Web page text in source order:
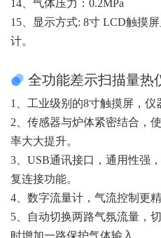
14、气体压力：0.2MPa
15、显示方式: 8寸 LCD触摸
计。
全功能差示扫描量热
1、工业级别的8寸触摸屏，仪
2、传感器与炉体紧密结合，
率大大提升。
3、USB通讯接口，通用性强
复连接功能。
4、数字流量计，气流控制更精
5、自动切换两路气氛流量，
时增加一路保护气体输入。